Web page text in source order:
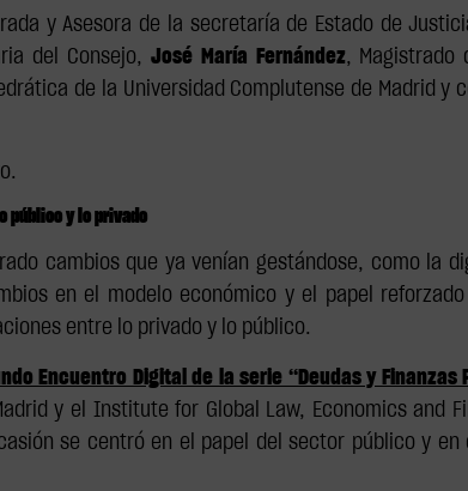
y Asesora de la secretaría de Estado de
del Consejo, José María Fernández, Magistrado
de la Universidad Complutense de Madrid y
público y lo privado
cambios que ya venían gestándose, como la
en el modelo económico y el papel reforzado
entre lo privado y lo público.
Encuentro Digital de la serie “Deudas y Finanzas
y el Institute for Global Law, Economics and
se centró en el papel del sector público y en